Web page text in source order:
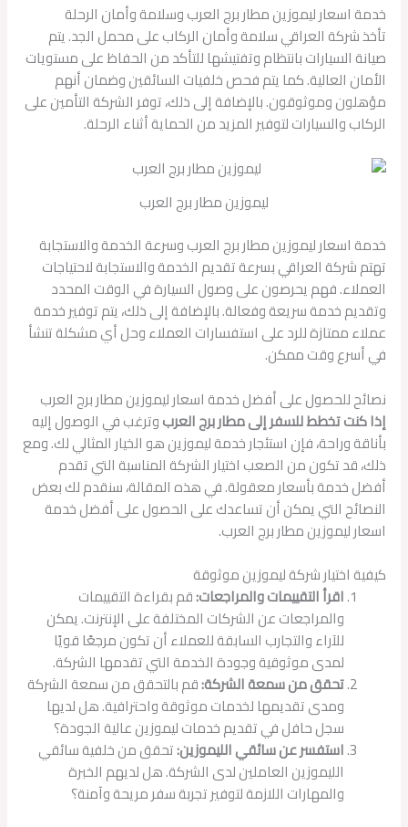
خدمة اسعار ليموزين مطار برج العرب وسلامة وأمان الرحلة
تأخذ شركة العراقي سلامة وأمان الركاب على محمل الجد. يتم
صيانة السيارات بانتظام وتفتيشها للتأكد من الحفاظ على مستويات
الأمان العالية. كما يتم فحص خلفيات السائقين وضمان أنهم
مؤهلون وموثوقون. بالإضافة إلى ذلك، توفر الشركة التأمين على
الركاب والسيارات لتوفير المزيد من الحماية أثناء الرحلة.
ليموزين مطار برج العرب
خدمة اسعار ليموزين مطار برج العرب وسرعة الخدمة والاستجابة
تهتم شركة العراقي بسرعة تقديم الخدمة والاستجابة لاحتياجات
العملاء. فهم يحرصون على وصول السيارة في الوقت المحدد
وتقديم خدمة سريعة وفعالة. بالإضافة إلى ذلك، يتم توفير خدمة
عملاء ممتازة للرد على استفسارات العملاء وحل أي مشكلة تنشأ
في أسرع وقت ممكن.
نصائح للحصول على أفضل خدمة اسعار ليموزين مطار برج العرب
إذا كنت تخطط للسفر إلى مطار برج العربوترغب في الوصول إليه
بأناقة وراحة، فإن استئجار خدمة ليموزين هو الخيار المثالي لك. ومع
ذلك، قد تكون من الصعب اختيار الشركة المناسبة التي تقدم
أفضل خدمة بأسعار معقولة. في هذه المقالة، سنقدم لك بعض
النصائح التي يمكن أن تساعدك على الحصول على أفضل خدمة
اسعار ليموزين مطار برج العرب.
كيفية اختيار شركة ليموزين موثوقة
اقرأ التقييمات والمراجعات:قم بقراءة التقييمات
والمراجعات عن الشركات المختلفة على الإنترنت. يمكن
للآراء والتجارب السابقة للعملاء أن تكون مرجعًا قويًا
لمدى موثوقية وجودة الخدمة التي تقدمها الشركة.
تحقق من سمعة الشركة:قم بالتحقق من سمعة الشركة
ومدى تقديمها لخدمات موثوقة واحترافية. هل لديها
سجل حافل في تقديم خدمات ليموزين عالية الجودة؟
استفسر عن سائقي الليموزين:تحقق من خلفية سائقي
الليموزين العاملين لدى الشركة. هل لديهم الخبرة
والمهارات اللازمة لتوفير تجربة سفر مريحة وآمنة؟